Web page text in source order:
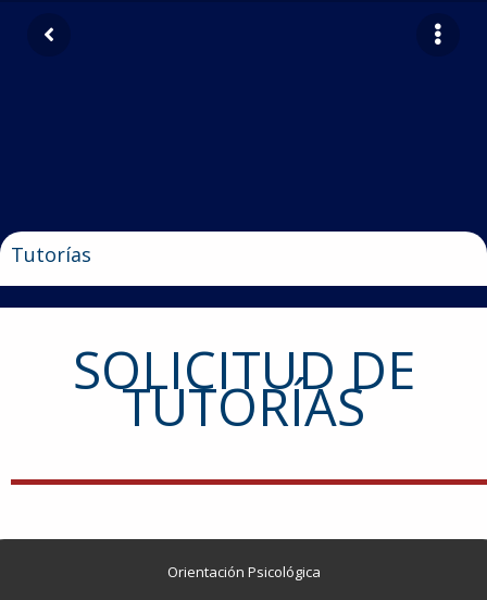
Tutorías
SOLICITUD DE
TUTORÍAS
Orientación Psicológica